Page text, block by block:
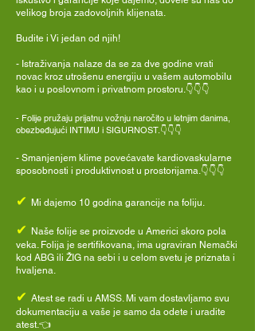
velikog broja zadovoljnih klijenata.
Budite i Vi jedan od njih!
- Istraživanja nalaze da se za dve godine vrati
novac kroz utrošenu energiju u vašem automobilu
kao i u poslovnom i privatnom prostoru.👇👇👇
- Folije pružaju prijatnu vožnju naročito u letnjim danima,
obezbeđujući INTIMU i SIGURNOST.👇👇👇
- Smanjenjem klime povećavate kardiovaskularne
sposobnosti i produktivnost u prostorijama.👇👇👇
✔ Mi dajemo 10 godina garancije na foliju.
✔
Naše folije se proizvode u Americi skoro pola
veka. Folija je sertifikovana, ima ugraviran Nemački
kod ABG ili ŽIG na sebi i u celom svetu je priznata i
hvaljena.
✔ Atest se radi u AMSS. Mi vam dostavljamo svu
dokumentaciju a vaše je samo da odete i uradite
atest.👈